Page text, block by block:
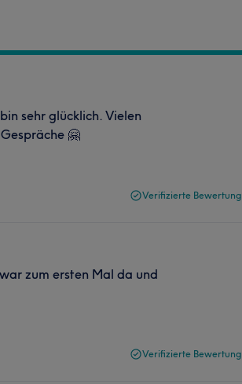
sehr glücklich. Vielen
🤗
Verifizierte Bewertung
zum ersten Mal da und
Verifizierte Bewertung